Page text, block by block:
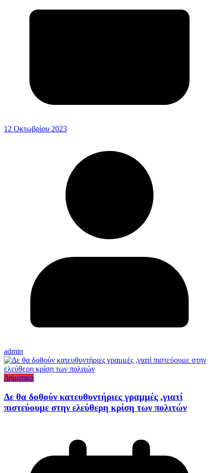
12 Οκτωβρίου 2023
admin
Δημοτικα
Δε θα δοθούν κατευθυντήριες γραμμές ,γιατί
πιστεύουμε στην ελεύθερη κρίση των πολιτών